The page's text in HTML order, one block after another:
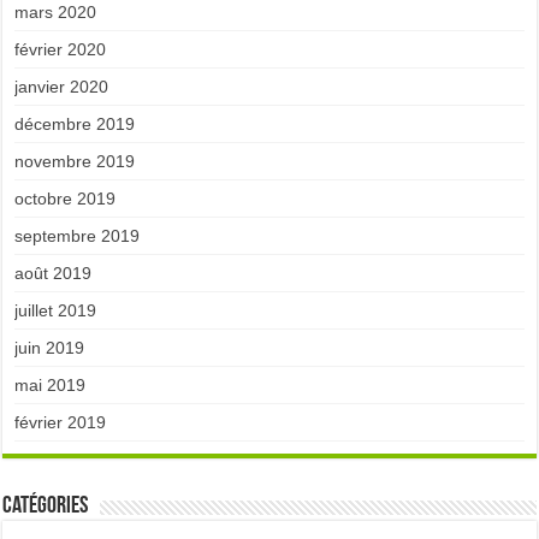
mars 2020
février 2020
janvier 2020
décembre 2019
novembre 2019
octobre 2019
septembre 2019
août 2019
juillet 2019
juin 2019
mai 2019
février 2019
Catégories